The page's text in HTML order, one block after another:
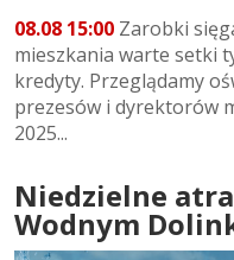
08.08 15:00 Zarobki
mieszkania warte setki
kredyty. Przeglądamy
prezesów i dyrektorów
2025...
Niedzielne
Wodnym